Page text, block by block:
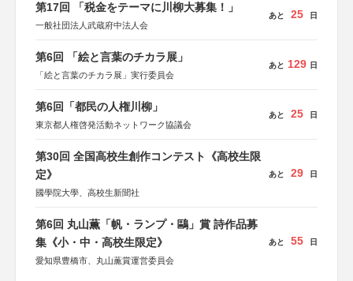
第17回 「税金をテーマに川柳大募集！」
一般社団法人武蔵府中法人会
あと 25 日
第6回 「絵と言葉のチカラ展」
「絵と言葉のチカラ展」実行委員会
あと 129 日
第6回「都民の人権川柳」
東京都人権啓発活動ネットワーク協議会
あと 25 日
第30回 全国高校生創作コンテスト《高校生限
定》
國學院大學、高校生新聞社
あと 29 日
第6回 丸山薫「帆・ランプ・鷗」賞 詩作品募
集《小・中・高校生限定》
愛知県豊橋市、丸山薫賞運営委員会
あと 55 日